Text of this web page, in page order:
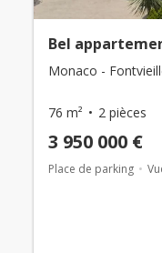
Bel
Monaco -
76 m² 2 pièces
3 950 000 €
Place de parking